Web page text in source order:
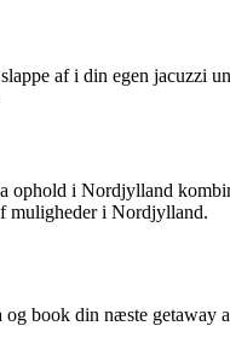
af i din egen jacuzzi
i Nordjylland
muligheder i Nordjylland.
book din næste